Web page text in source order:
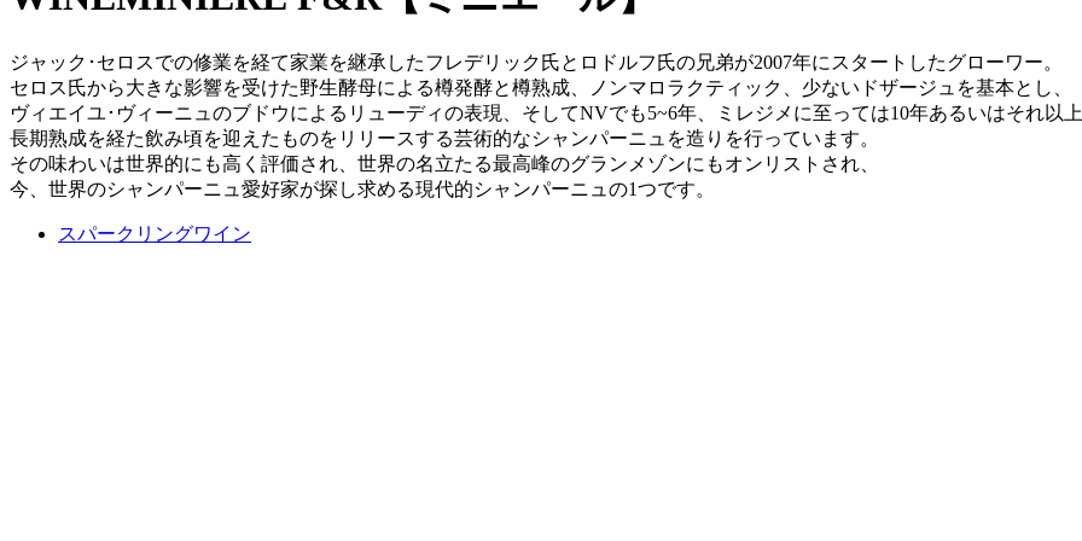
ジャック･セロスでの修業を経て家業を継承したフレデリック氏とロドルフ氏の兄弟が2007年にスタートしたグローワー。
セロス氏から大きな影響を受けた野生酵母による樽発酵と樽熟成、ノンマロラクティック、少ないドザージュを基本とし、
ヴィエイユ･ヴィーニュのブドウによるリューディの表現、そしてNVでも5~6年、ミレジメに至っては10年あるいはそれ以
長期熟成を経た飲み頃を迎えたものをリリースする芸術的なシャンパーニュを造りを行っています。
その味わいは世界的にも高く評価され、世界の名立たる最高峰のグランメゾンにもオンリストされ、
今、世界のシャンパーニュ愛好家が探し求める現代的シャンパーニュの1つです。
スパークリングワイン